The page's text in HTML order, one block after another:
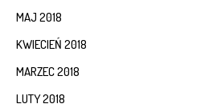
MAJ 2018
KWIECIEŃ 2018
MARZEC 2018
LUTY 2018